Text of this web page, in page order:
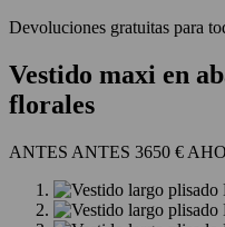
Devoluciones gratuitas para
Vestido maxi en
florales
3650 €